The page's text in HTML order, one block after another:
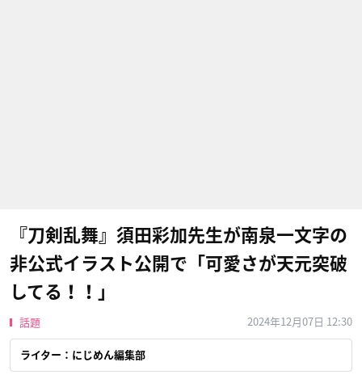
『刀剣乱舞』須田彩加先生が南泉一文字の
非公式イラスト公開で「可愛さが天元突破
してる！！」
話題 2024年12月07日 12:30
ライター：にじめん編集部